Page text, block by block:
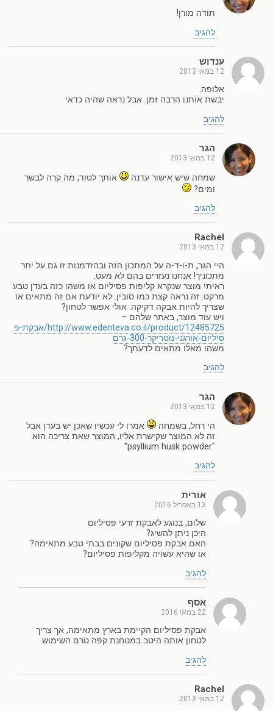
תודה מורן!
להגיב
ענדוש
12 במאי 2013
אלופה.
יבשת אותנו הרבה זמן. אבל נראה שהיה כדאי
להגיב
הגר
12 במאי 2013
שמחה שיש אישור עדנה
אותך לטוד, מה קרה לבשר
ומים?
להגיב
Rachel
12 במאי 2013
היי הגר, ת-ו-ד-ה על המתכון הזה ובהזדמנות זו גם על יתר
מתכוניך! אנחנו נעזרים בהם לא מעט.
ראיתי מוצר שנקרא קליפות פסיליום או משהו כזה בעדן טבע
מרקט. זה נראה קצת כמו סובין. לא יודעת אם זה מתאים או
שצריך להיות אבקה דקיקה. אולי אפשר לטחון?
ויש עוד מוצר, באתר שלהם –
http://www.edenteva.co.il/product/12485725/אבקת-פ
סיליום-אורגני-נוטריקר-300-גרם
משהו מאלו מתאים לדעתך?
להגיב
הגר
12 במאי 2013
הי רחל, בשמחה
אמרו לי עכשיו שאכן יש בעדן אבל
זה לא המוצר שקישרת אליו, המוצר שאת צריכה הוא
"psyllium husk powder"
להגיב
אורית
13 באפריל 2016
שלום, בנוגע לאבקת זרעי פסיליום
היכן ניתן להשיג?
האם אבקת פסיליום שקונים בבתי טבע מתאימה?
או שהיא עשויה מקליפות פסיליום?
להגיב
אסף
22 במאי 2016
אבקת פסיליום הקיימת בארץ מתאימה, אך צריך
לטחון אותה היטב במטחנת קפה טרם השימוש.
להגיב
Rachel
12 במאי 2013